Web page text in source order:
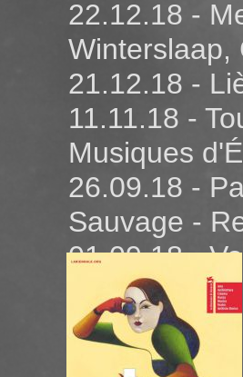
22.12.18 -
Winterslaap,
21.12.18 -
11.11.18 -
Musiques
26.09.18 -
Sauvage -
01.09.18 -
Festival -
01.07.18 -
du Chateau
Score by